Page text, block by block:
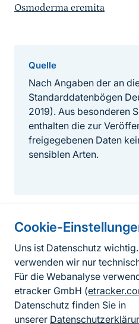
Cookie-
Uns ist Datenschutz
verwenden wir nur
Für die Webanalyse
etracker GmbH (
Datenschutz finden Sie in
unserer
Osmoderma eremita
Quelle
Nach Angaben der an
Standarddatenbögen
2019). Aus besonderen
enthalten die zur
freigegebenen Daten
sensiblen Arten.
Informationen zur
FußzeileKontakt
Erklärung zur